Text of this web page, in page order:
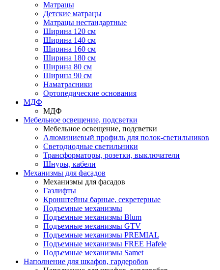
Матрацы
Детские матрацы
Матрацы нестандартные
Ширина 120 см
Ширина 140 см
Ширина 160 см
Ширина 180 см
Ширина 80 см
Ширина 90 см
Наматрасники
Ортопедические основания
МДФ
МДФ
Мебельное освещение, подсветки
Мебельное освещение, подсветки
Алюминиевый профиль для полок-светильников
Светодиодные светильники
Трансформаторы, розетки, выключатели
Шнуры, кабели
Механизмы для фасадов
Механизмы для фасадов
Газлифты
Кронштейны барные, секретерные
Подъемные механизмы
Подъемные механизмы Blum
Подъемные механизмы GTV
Подъемные механизмы PREMIAL
Подъемные механизмы FREE Hafele
Подъемные механизмы Samet
Наполнение для шкафов, гардеробов